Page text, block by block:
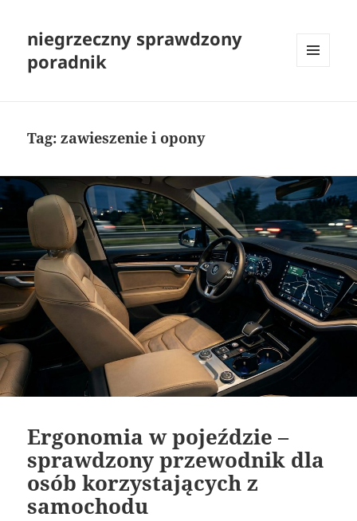
niegrzeczny sprawdzony
poradnik
Tag:zawieszenie i opony
Ergonomia w pojeździe –
sprawdzony przewodnik dla
osób korzystających z
samochodu